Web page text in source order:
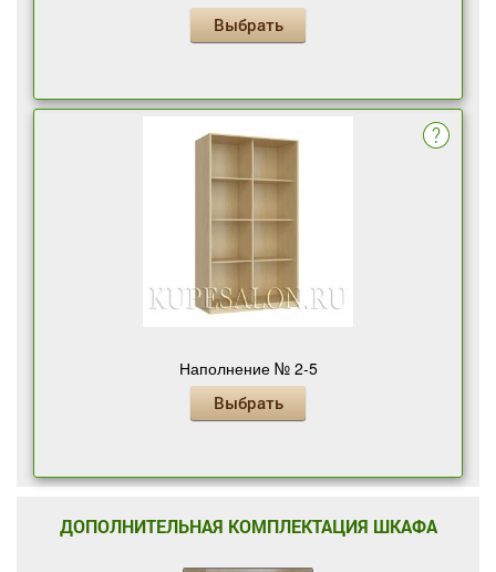
Выбрать
Наполнение № 2-5
Выбрать
ДОПОЛНИТЕЛЬНАЯ КОМПЛЕКТАЦИЯ ШКАФА